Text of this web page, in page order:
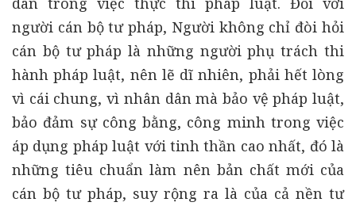
người cán bộ tư pháp, Người không chỉ đòi hỏi
cán bộ tư pháp là những người phụ trách thi
hành pháp luật, nên lẽ dĩ nhiên, phải hết lòng
vì cái chung, vì nhân dân mà bảo vệ pháp luật,
bảo đảm sự công bằng, công minh trong việc
áp dụng pháp luật với tinh thần cao nhất, đó là
những tiêu chuẩn làm nên bản chất mới của
cán bộ tư pháp, suy rộng ra là của cả nền tư